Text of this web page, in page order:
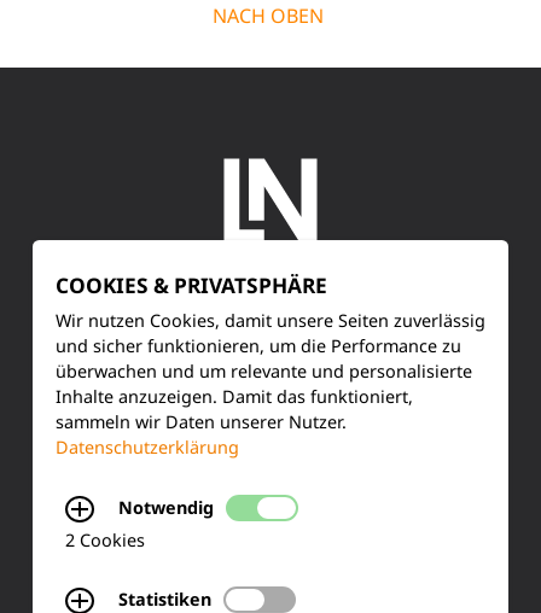
NACH OBEN
SERVICE
Kundenservice
Produktinformationen
FAQ
COOKIES & PRIVATSPHÄRE
Wir nutzen Cookies, damit unsere Seiten zuverlässig
und sicher funktionieren, um die Performance zu
überwachen und um relevante und personalisierte
Inhalte anzuzeigen. Damit das funktioniert,
sammeln wir Daten unserer Nutzer.
Datenschutzerklärung
Notwendig
2 Cookies
Statistiken